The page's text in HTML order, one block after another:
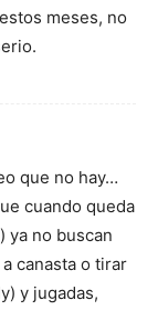
meses, no
que no hay…
cuando queda
ya no buscan
canasta o tirar
y jugadas,